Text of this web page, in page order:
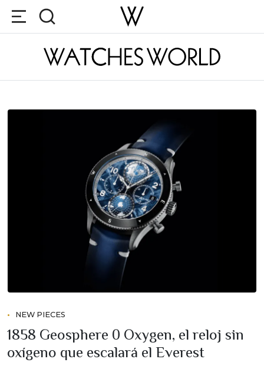
NEW PIECES
1858 Geosphere 0 Oxygen, el reloj sin
oxígeno que escalará el Everest